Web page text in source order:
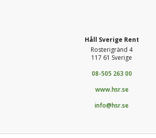
Håll Sverige Rent
Rosterigränd 4
117 61 Sverige
08-505 263 00
www.hsr.se
info@hsr.se